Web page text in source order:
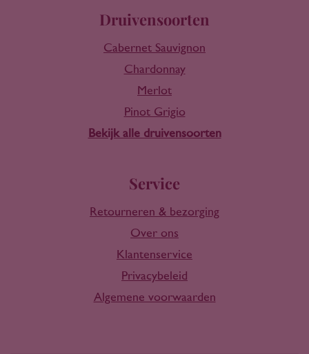
Druivensoorten
Cabernet Sauvignon
Chardonnay
Merlot
Pinot Grigio
Bekijk alle druivensoorten
Service
Retourneren & bezorging
Over ons
Klantenservice
Privacybeleid
Algemene voorwaarden